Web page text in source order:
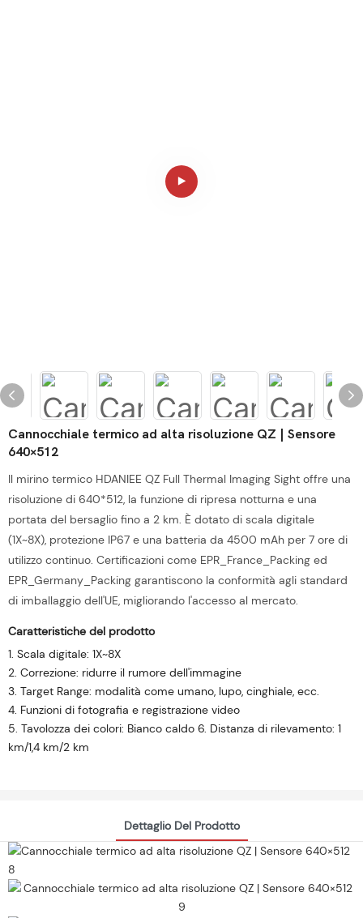
Cannocchiale termico ad alta risoluzione QZ | Sensore
640×512
Il mirino termico HDANIEE QZ Full Thermal Imaging Sight offre una
risoluzione di 640*512, la funzione di ripresa notturna e una
portata del bersaglio fino a 2 km. È dotato di scala digitale
(1X~8X), protezione IP67 e una batteria da 4500 mAh per 7 ore di
utilizzo continuo. Certificazioni come EPR_France_Packing ed
EPR_Germany_Packing garantiscono la conformità agli standard
di imballaggio dell'UE, migliorando l'accesso al mercato.
Caratteristiche del prodotto
1. Scala digitale: 1X~8X
2. Correzione: ridurre il rumore dell'immagine
3. Target Range: modalità come umano, lupo, cinghiale, ecc.
4. Funzioni di fotografia e registrazione video
5. Tavolozza dei colori: Bianco caldo 6. Distanza di rilevamento: 1
km/1,4 km/2 km
Dettaglio Del Prodotto